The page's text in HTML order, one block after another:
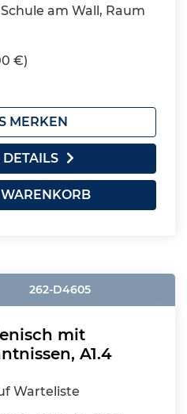
am Wall, Raum
€)
MERKEN
262-D4605
mit
A1.4
Warteliste